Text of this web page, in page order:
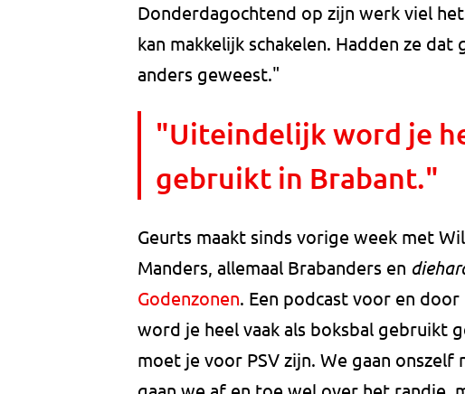
Donderdagochtend op zijn werk viel
kan makkelijk schakelen. Hadden ze
anders geweest."
"Uiteindelijk word je
gebruikt in Brabant."
Geurts maakt sinds vorige week met
Manders, allemaal Brabanders en
Godenzonen. Een podcast voor en
word je heel vaak als boksbal gebruikt
moet je voor PSV zijn. We gaan onszelf